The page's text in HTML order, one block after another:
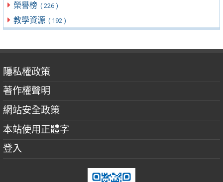
榮譽榜 ( 226 )
教學資源 ( 192 )
隱私權政策
著作權聲明
網站安全政策
本站使用正體字
登入